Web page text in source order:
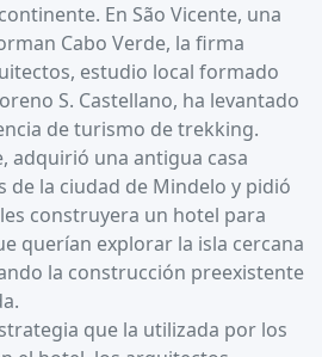
En São Vicente, una
Cabo Verde, la firma
estudio local formado
S. Castellano, ha levantado
de turismo de trekking.
adquirió una antigua casa
de la ciudad de Mindelo y pidió
construyera un hotel para
querían explorar la isla cercana
la construcción preexistente
que la utilizada por los